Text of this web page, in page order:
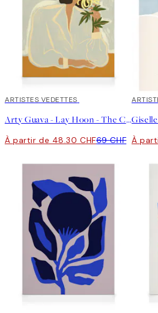
30%*
ARTISTES VEDETTES
Arty Guava - Lay Hoon - The Chrysanthemum Toile
À partir de 48.30 CHF69 CHF
40%*
À